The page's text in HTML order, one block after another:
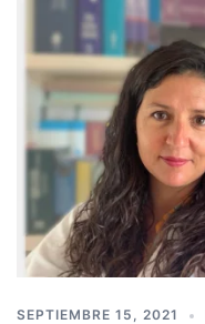
SEPTIEMBRE 15, 2021